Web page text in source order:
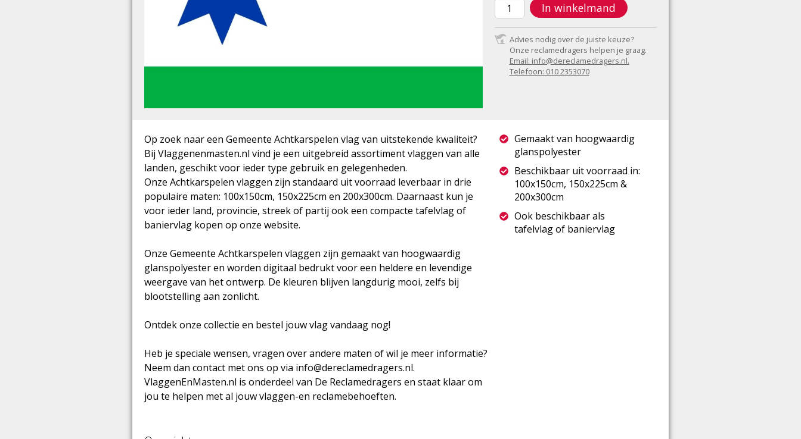
In winkelmand
Advies nodig over de juiste keuze?
Onze reclamedragers helpen je graag.
Email: info@dereclamedragers.nl.
Telefoon: 010 2353070
Op zoek naar een Gemeente Achtkarspelen vlag van uitstekende kwaliteit?
Bij Vlaggenenmasten.nl vind je een uitgebreid assortiment vlaggen van alle
landen, geschikt voor ieder type gebruik en gelegenheden.
Onze Achtkarspelen vlaggen zijn standaard uit voorraad leverbaar in drie
populaire maten: 100x150cm, 150x225cm en 200x300cm. Daarnaast kun je
voor ieder land, provincie, streek of partij ook een compacte tafelvlag of
baniervlag kopen op onze website.
Onze Gemeente Achtkarspelen vlaggen zijn gemaakt van hoogwaardig
glanspolyester en worden digitaal bedrukt voor een heldere en levendige
weergave van het ontwerp. De kleuren blijven langdurig mooi, zelfs bij
blootstelling aan zonlicht.
Ontdek onze collectie en bestel jouw vlag vandaag nog!
Heb je speciale wensen, vragen over andere maten of wil je meer informatie?
Neem dan contact met ons op via info@dereclamedragers.nl.
VlaggenEnMasten.nl is onderdeel van De Reclamedragers en staat klaar om
jou te helpen met al jouw vlaggen-en reclamebehoeften.
Gemaakt van hoogwaardig
glanspolyester
Beschikbaar uit voorraad in:
100x150cm, 150x225cm &
200x300cm
Ook beschikbaar als
tafelvlag of baniervlag